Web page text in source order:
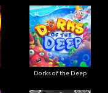
Dorks of the Deep